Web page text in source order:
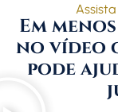
Em
no vídeo
pode